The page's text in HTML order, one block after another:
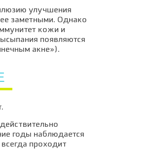
улучшения
заметными. Однако
кожи и
появляются
акне»).
годы наблюдается
проходит